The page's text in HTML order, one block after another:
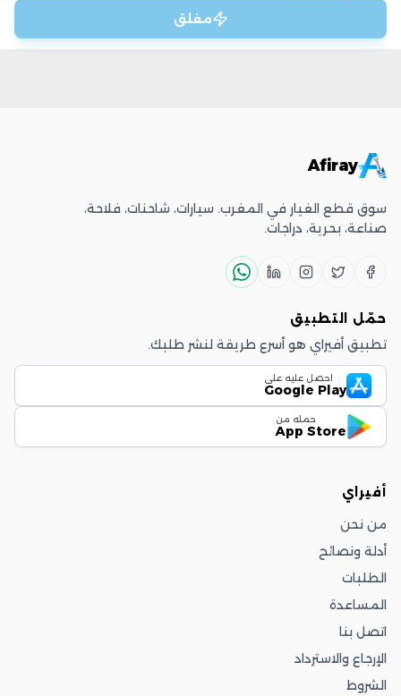
مغلق
Afiray
سوق قطع الغيار في المغرب. سيارات، شاحنات، فلاحة،
صناعة، بحرية، دراجات.
حمّل التطبيق
تطبيق أفيراي هو أسرع طريقة لنشر طلبك.
احصل عليه على
Google Play
حمله من
App Store
أفيراي
من نحن
أدلة ونصائح
الطلبات
المساعدة
اتصل بنا
الإرجاع والاسترداد
الشروط